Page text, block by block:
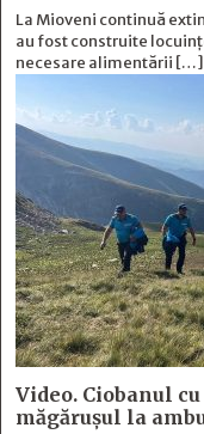
La Mioveni continuă
au fost construite
necesare alimentării […]
Video. Ciobanul
măgărușul la